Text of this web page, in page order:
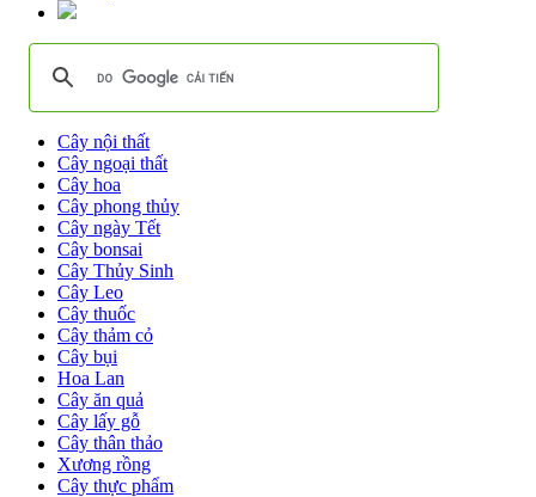
Cây nội thất
Cây ngoại thất
Cây hoa
Cây phong thủy
Cây ngày Tết
Cây bonsai
Cây Thủy Sinh
Cây Leo
Cây thuốc
Cây thảm cỏ
Cây bụi
Hoa Lan
Cây ăn quả
Cây lấy gỗ
Cây thân thảo
Xương rồng
Cây thực phẩm